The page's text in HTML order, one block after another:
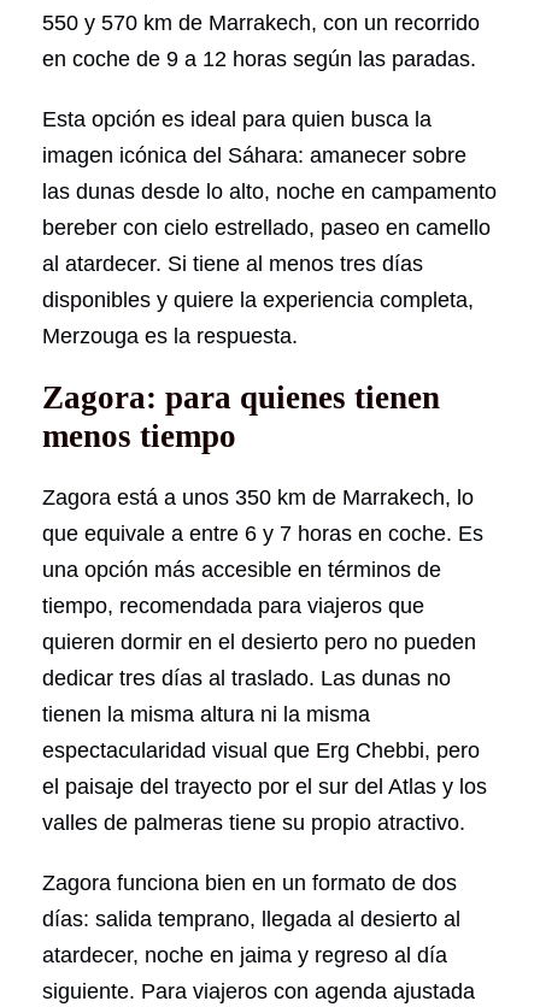
550 y 570 km de Marrakech, con un recorrido
en coche de 9 a 12 horas según las paradas.
Esta opción es ideal para quien busca la
imagen icónica del Sáhara: amanecer sobre
las dunas desde lo alto, noche en campamento
bereber con cielo estrellado, paseo en camello
al atardecer. Si tiene al menos tres días
disponibles y quiere la experiencia completa,
Merzouga es la respuesta.
Zagora: para quienes tienen
menos tiempo
Zagora está a unos 350 km de Marrakech, lo
que equivale a entre 6 y 7 horas en coche. Es
una opción más accesible en términos de
tiempo, recomendada para viajeros que
quieren dormir en el desierto pero no pueden
dedicar tres días al traslado. Las dunas no
tienen la misma altura ni la misma
espectacularidad visual que Erg Chebbi, pero
el paisaje del trayecto por el sur del Atlas y los
valles de palmeras tiene su propio atractivo.
Zagora funciona bien en un formato de dos
días: salida temprano, llegada al desierto al
atardecer, noche en jaima y regreso al día
siguiente. Para viajeros con agenda ajustada